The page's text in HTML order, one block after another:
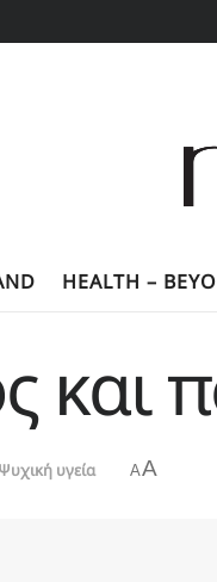
HEALTH –
και
Ψυχική υγεία AA